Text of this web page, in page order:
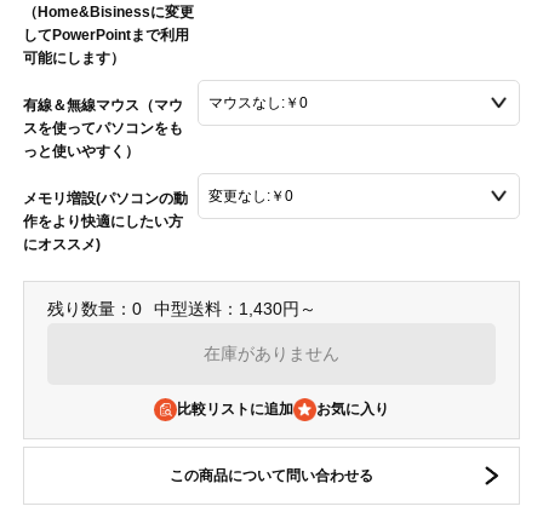
（Home&Bisinessに変更
してPowerPointまで利用
可能にします）
有線＆無線マウス（マウ
スを使ってパソコンをも
っと使いやすく）
メモリ増設(パソコンの動
作をより快適にしたい方
にオススメ)
残り数量：0 中型送料：1,430円～
在庫がありません
比較リストに追加
この商品について問い合わせる